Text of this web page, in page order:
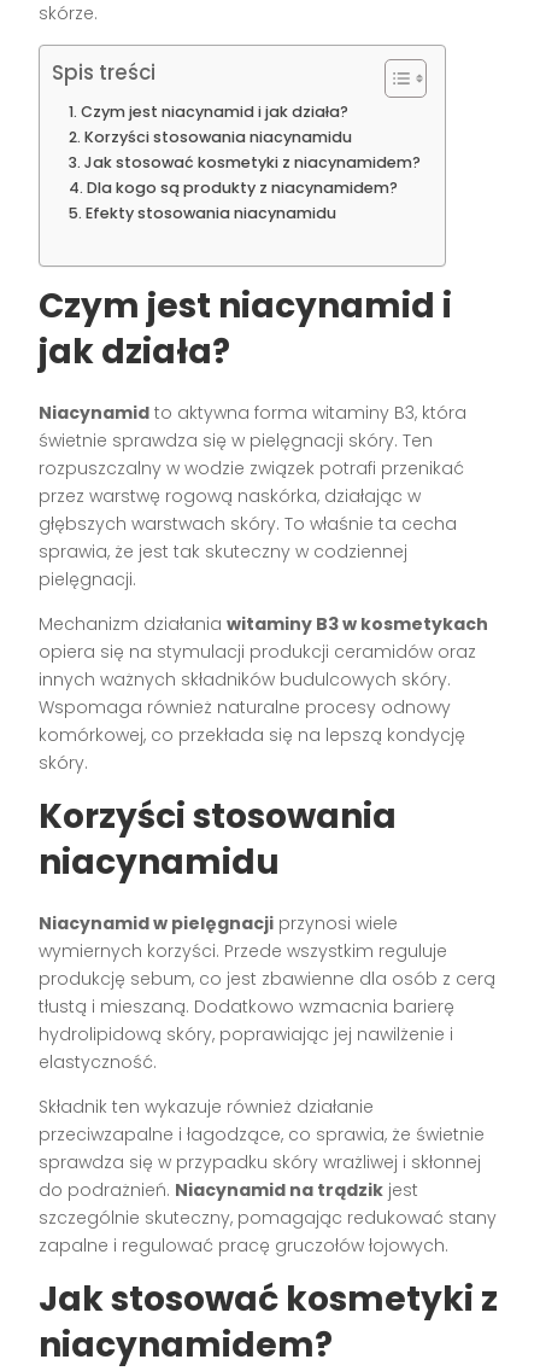
skórze.
Spis treści
Czym jest niacynamid i jak działa?
Korzyści stosowania niacynamidu
Jak stosować kosmetyki z niacynamidem?
Dla kogo są produkty z niacynamidem?
Efekty stosowania niacynamidu
Czym jest niacynamid i
jak działa?
Niacynamid to aktywna forma witaminy B3, która
świetnie sprawdza się w pielęgnacji skóry. Ten
rozpuszczalny w wodzie związek potrafi przenikać
przez warstwę rogową naskórka, działając w
głębszych warstwach skóry. To właśnie ta cecha
sprawia, że jest tak skuteczny w codziennej
pielęgnacji.
Mechanizm działaniawitaminy B3 w kosmetykach
opiera się na stymulacji produkcji ceramidów oraz
innych ważnych składników budulcowych skóry.
Wspomaga również naturalne procesy odnowy
komórkowej, co przekłada się na lepszą kondycję
skóry.
Korzyści stosowania
niacynamidu
Niacynamid w pielęgnacji przynosi wiele
wymiernych korzyści. Przede wszystkim reguluje
produkcję sebum, co jest zbawienne dla osób z cerą
tłustą i mieszaną. Dodatkowo wzmacnia barierę
hydrolipidową skóry, poprawiając jej nawilżenie i
elastyczność.
Składnik ten wykazuje również działanie
przeciwzapalne i łagodzące, co sprawia, że świetnie
sprawdza się w przypadku skóry wrażliwej i skłonnej
do podrażnień. Niacynamid na trądzik jest
szczególnie skuteczny, pomagając redukować stany
zapalne i regulować pracę gruczołów łojowych.
Jak stosować kosmetyki z
niacynamidem?